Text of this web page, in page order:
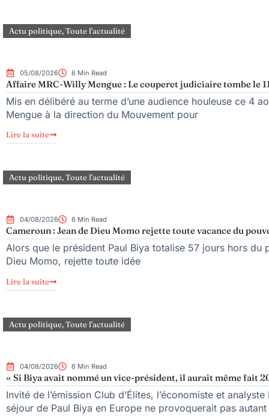
Actu politique,Toute l'actualité
05/08/2026 6 Min Read
Affaire MRC-Willy Mengue : Le couperet judiciaire tombe le
Mis en délibéré au terme d’une audience houleuse ce 4
Mengue à la direction du Mouvement pour
Lire la suite
Actu politique,Toute l'actualité
04/08/2026 6 Min Read
Cameroun : Jean de Dieu Momo rejette toute vacance du
Alors que le président Paul Biya totalise 57 jours hors
Dieu Momo, rejette toute idée
Lire la suite
Actu politique,Toute l'actualité
04/08/2026 6 Min Read
« Si Biya avait nommé un vice-président, il aurait même fait
Invité de l’émission Club d’Élites, l’économiste et
séjour de Paul Biya en Europe ne provoquerait pas